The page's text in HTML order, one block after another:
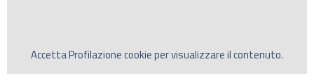
AccettaProfilazionecookie per visualizzare il contenuto.